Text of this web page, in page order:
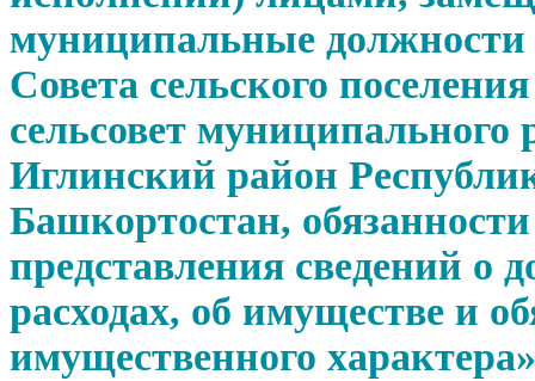
муниципальные должности
Совета сельского
сельсовет муниципального
Иглинский район
Башкортостан, обязанности
представления сведений о
расходах, об имуществе и
имущественного характера»